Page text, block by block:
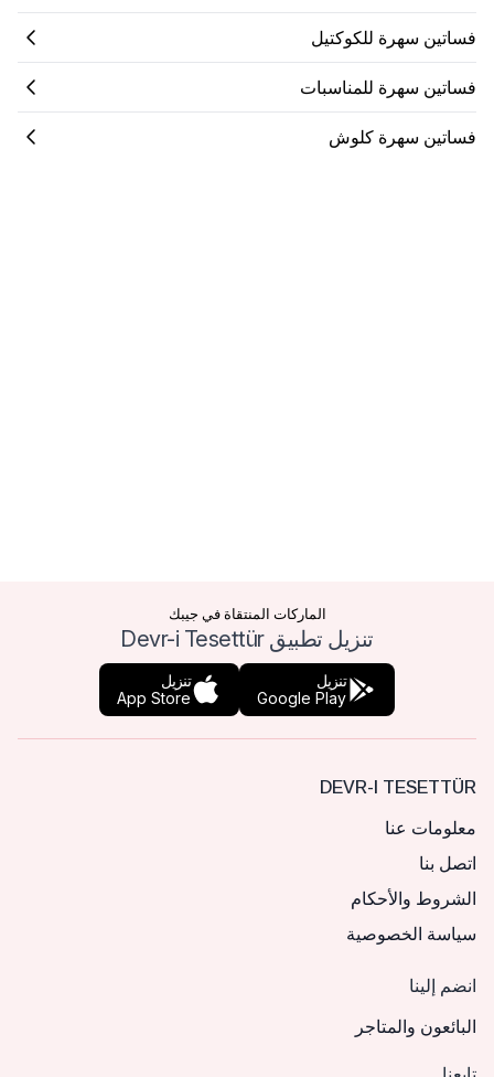
فساتين سهرة للكوكتيل
فساتين سهرة للمناسبات
فساتين سهرة كلوش
الماركات المنتقاة في جيبك
تنزيل تطبيق Devr-i Tesettür
تنزيل
Google Play
تنزيل
App Store
DEVR-I TESETTÜR
معلومات عنا
اتصل بنا
الشروط والأحكام
سياسة الخصوصية
انضم إلينا
البائعون والمتاجر